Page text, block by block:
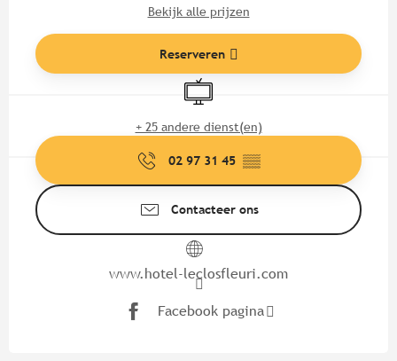
Bekijk alle prijzen
Reserveren
Televisie
+ 25 andere dienst(en)
02 97 31 45 ▒▒
Contacteer ons
www.hotel-leclosfleuri.com
Facebook pagina